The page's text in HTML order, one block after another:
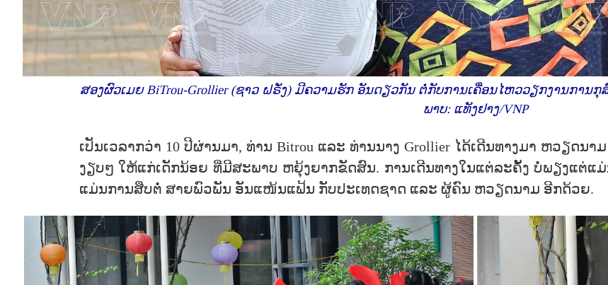
ສອງຜົວເມຍ BiTrou-Grollier (ຊາວ ຝຣັ່ງ) ມີຄວາມຮັກ ອັນດຽວກັນ ຕໍ່ກັບການເຄື່ອນໄຫວວຽກງານກາ
ພາບ: ແທັງຢາງ/VNP
ເປັນເວລາກວ່າ 10 ປີຜ່ານມາ, ທ່ານ Bitrou ແລະ ທ່ານນາງ Grollier ໄດ້ເດີນທາງມາ ຫວຽດ
ງຽບໆ ໃຫ້ແກ່ເດັກນ້ອຍ ທີ່ມີສະພາບ ຫຍຸ້ງຍາກຂັດສົນ. ການເດີນທາງໃນແຕ່ລະຄັ້ງ ບໍ່ພຽງແຕ່ແ
ແມ່ນການສືບຕໍ່ ສາຍພົວພັນ ອັນແໜ້ນແຟ້ນ ກັບປະເທດຊາດ ແລະ ຜູ້ຄົນ ຫວຽດນາມ ອີກດ້ວຍ.